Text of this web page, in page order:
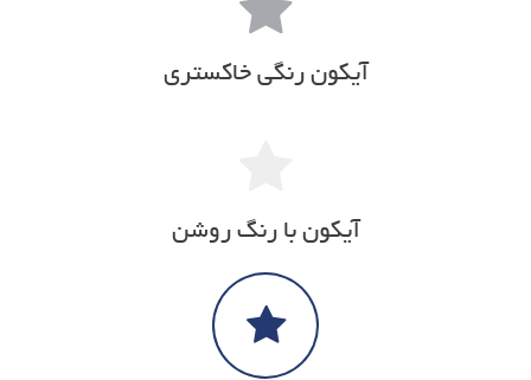
آیکون رنگی خاکستری
آیکون با رنگ روشن